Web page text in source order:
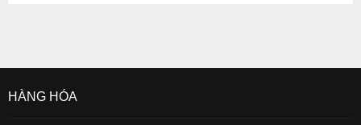
HÀNG HÓA